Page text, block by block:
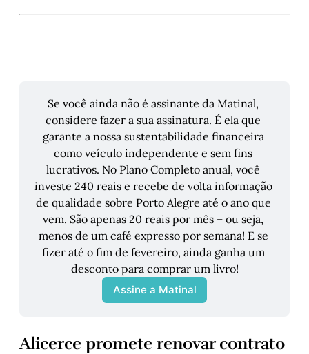
Se você ainda não é assinante da Matinal,
considere fazer a sua assinatura. É ela que
garante a nossa sustentabilidade financeira
como veículo independente e sem fins
lucrativos. No Plano Completo anual, você
investe 240 reais e recebe de volta informação
de qualidade sobre Porto Alegre até o ano que
vem. São apenas 20 reais por mês – ou seja,
menos de um café expresso por semana! E se
fizer até o fim de fevereiro, ainda ganha um
desconto para comprar um livro!
Assine a Matinal
Alicerce promete renovar contrato